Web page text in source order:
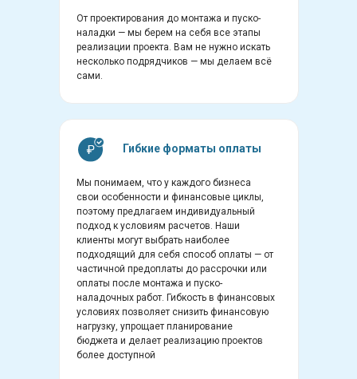
От проектирования до монтажа и пуско-
наладки — мы берем на себя все этапы
реализации проекта. Вам не нужно искать
несколько подрядчиков — мы делаем всё
сами.
Мы понимаем, что у каждого бизнеса
свои особенности и финансовые циклы,
поэтому предлагаем индивидуальный
подход к условиям расчетов. Наши
клиенты могут выбрать наиболее
подходящий для себя способ оплаты — от
частичной предоплаты до рассрочки или
оплаты после монтажа и пуско-
наладочных работ. Гибкость в финансовых
условиях позволяет снизить финансовую
нагрузку, упрощает планирование
бюджета и делает реализацию проектов
более доступной
Гибкие форматы оплаты